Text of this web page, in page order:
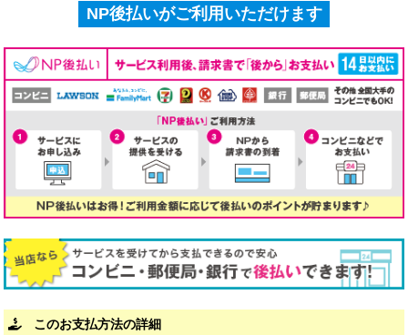
NP後払いがご利用いただけます
このお支払方法の詳細